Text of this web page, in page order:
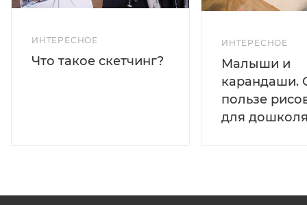
ИНТЕРЕСНОЕ
Что такое скетчинг?
ИНТЕРЕСНОЕ
Малыши и
карандаши.
пользе
для